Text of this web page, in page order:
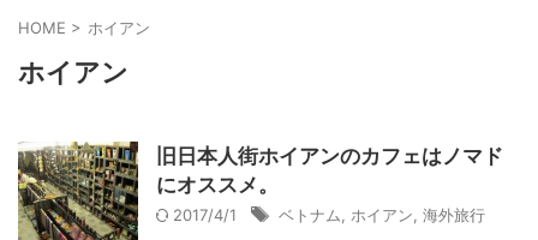
HOME > ホイアン
ホイアン
旧日本人街ホイアンのカフェはノマド
にオススメ。
2017/4/1 ベトナム ホイアン 海外旅行